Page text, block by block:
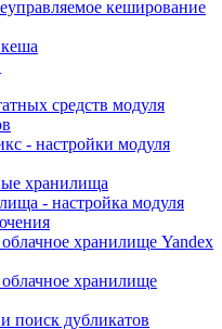
кеширование
средств модуля
- настройки модуля
хранилища
- настройка модуля
хранилище Yandex
хранилище
поиск дубликатов